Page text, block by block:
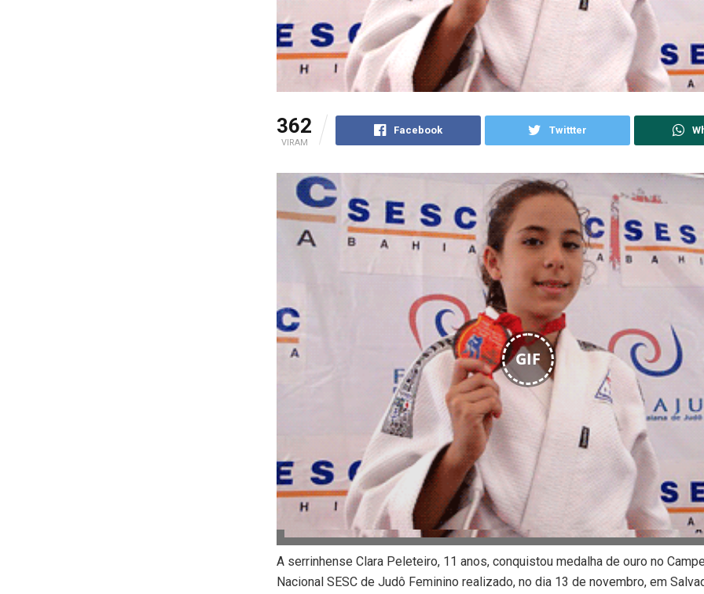
362
VIRAM
Facebook Twittter
GIF
A serrinhense Clara Peleteiro, 11 anos, conquistou medalha de ouro no
Nacional SESC de Judô Feminino realizado, no dia 13 de novembro, em